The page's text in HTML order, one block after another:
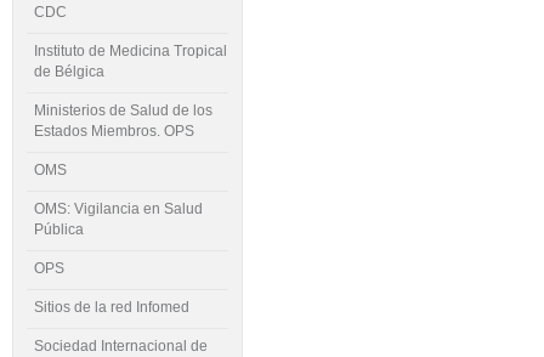
CDC
Instituto de Medicina Tropical
de Bélgica
Ministerios de Salud de los
Estados Miembros. OPS
OMS
OMS: Vigilancia en Salud
Pública
OPS
Sitios de la red Infomed
Sociedad Internacional de